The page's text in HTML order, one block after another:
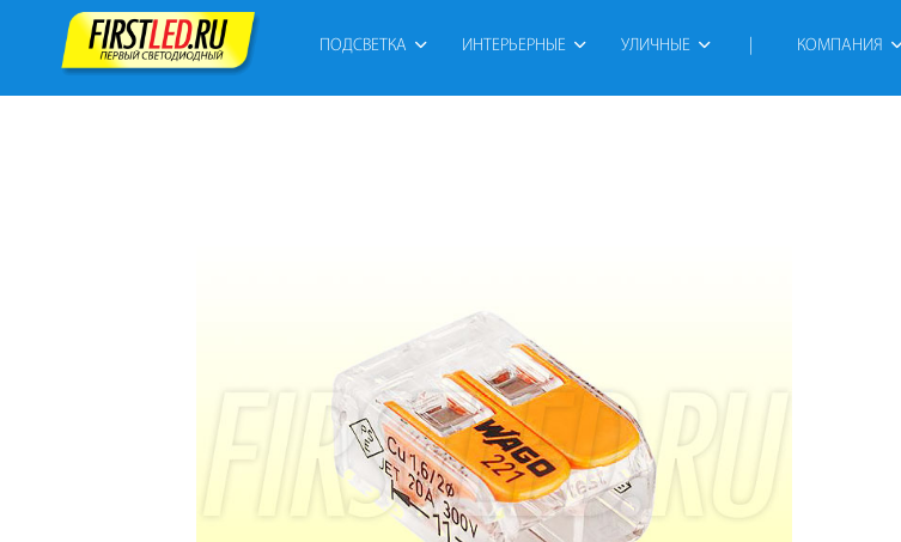
ПОДСВЕТКА ИНТЕРЬЕРНЫЕ УЛИЧНЫЕ КОМПАНИЯ